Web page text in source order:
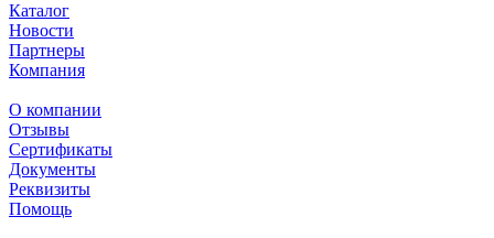
Каталог
Новости
Партнеры
Компания
О компании
Отзывы
Сертификаты
Документы
Реквизиты
Помощь